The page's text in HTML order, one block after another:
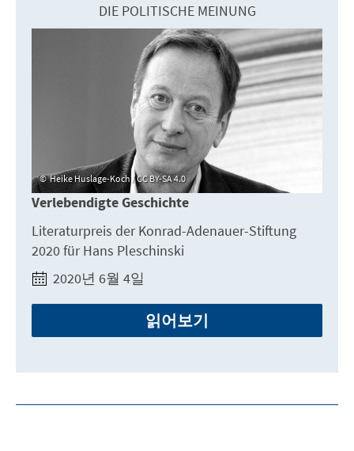
DIE POLITISCHE MEINUNG
Heike Huslage-Koch / CC BY-SA 4.0
Verlebendigte Geschichte
Literaturpreis der Konrad-Adenauer-Stiftung
2020 für Hans Pleschinski
2020년 6월 4일
읽어보기